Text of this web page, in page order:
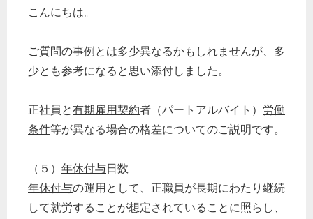
こんにちは。
ご質問の事例とは多少異なるかもしれませんが、多
少とも参考になると思い添付しました。
正社員と有期雇用契約者（パートアルバイト） 労働
条件等が異なる場合の格差についてのご説明です。
（５） 年休付与日数
年休付与の運用として、正職員が長期にわたり継続
して就労することが想定されていることに照らし、